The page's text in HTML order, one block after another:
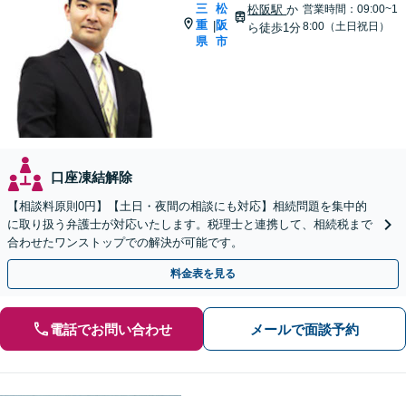
三
重
県
|
松
阪
市
松阪駅か
ら徒歩1分
営業時間：09:00~1
8:00（土日祝日）
口座凍結解除
【相談料原則0円】【土日・夜間の相談にも対応】相続問題を集中的
に取り扱う弁護士が対応いたします。税理士と連携して、相続税まで
合わせたワンストップでの解決が可能です。
料金表を見る
電話でお問い合わせ メールで面談予約